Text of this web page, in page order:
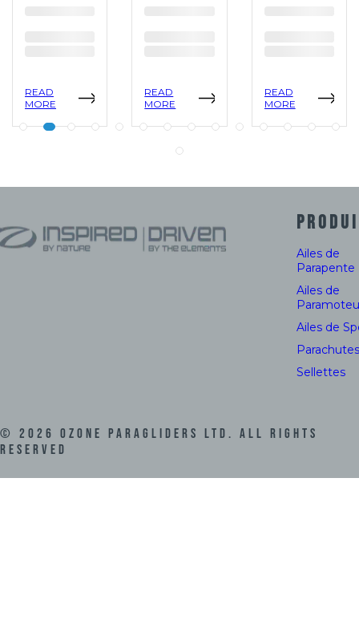
READ
MORE
READ
MORE
READ
MORE
Ailes de
Parapente
Ailes de
Ailes de
Parachutes
Sellettes
© 2026 Ozone Paragliders LTD. All Rights
Reserved